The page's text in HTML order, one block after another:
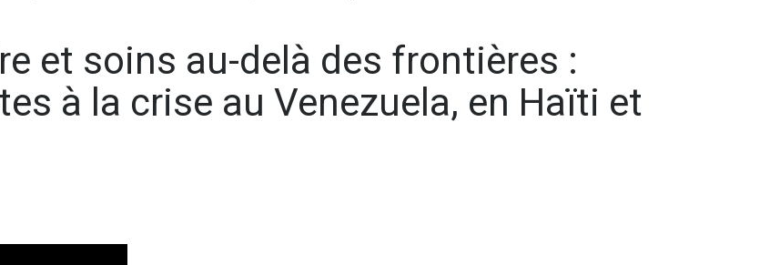
et soins au-delà des frontières :
à la crise au Venezuela, en Haïti et